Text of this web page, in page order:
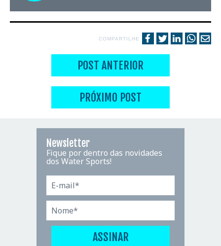
COMPARTILHE
POST ANTERIOR
PRÓXIMO POST
Newsletter
Fique por dentro das novidades
dos Water Sports!